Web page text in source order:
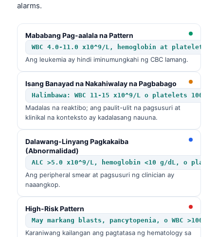
alarms.
Mababang Pag-aalala na Pattern
WBC 4.0-11.0 x10^9/L, hemoglobin at platelets
Ang leukemia ay hindi iminumungkahi ng CBC lamang.
Isang Banayad na Nakahiwalay na Pagbabago
Halimbawa: WBC 11-15 x10^9/L o platelets 100-
Madalas na reaktibo; ang paulit-ulit na pagsusuri at
klinikal na konteksto ay kadalasang nauuna.
Dalawang-Linyang Pagkakaiba
(Abnormalidad)
ALC >5.0 x10^9/L, hemoglobin <10 g/dL, o
Ang peripheral smear at pagsusuri ng clinician ay
naaangkop.
High-Risk Pattern
May markang blasts, pancytopenia, o WBC >100
Karaniwang kailangan ang pagtatasa ng hematology sa